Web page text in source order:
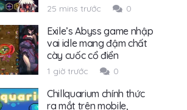
25 mins trước 0
Exile’s Abyss game nhập
vai idle mang đậm chất
cày cuốc cổ điển
1 giờ trước 0
Chillquarium chính thức
ra mắt trên mobile,